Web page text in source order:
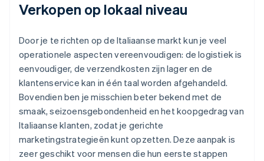
Verkopen op lokaal niveau
Door je te richten op de Italiaanse markt kun je veel
operationele aspecten vereenvoudigen: de logistiek is
eenvoudiger, de verzendkosten zijn lager en de
klantenservice kan in één taal worden afgehandeld.
Bovendien ben je misschien beter bekend met de
smaak, seizoensgebondenheid en het koopgedrag van
Italiaanse klanten, zodat je gerichte
marketingstrategieën kunt opzetten. Deze aanpak is
zeer geschikt voor mensen die hun eerste stappen